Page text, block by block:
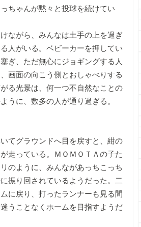
ちゃんが黙々と投球を続けてい
ながら、みんなは土手の上を過ぎ
人がいる。ベビーカーを押してい
ぎ、ただ無心にジョギングする人
画面の向こう側とおしゃべりする
る光景は、何一つ不自然なことの
うに、数多の人が通り過ぎる。
てグラウンドへ目を戻すと、紺の
走っている。ＭＯＭＯＴＡの子た
のように、みんながあっちこっち
振り回されているようだった。二
に戻り、打ったランナーも見る間
うことなくホームを目指すようだ